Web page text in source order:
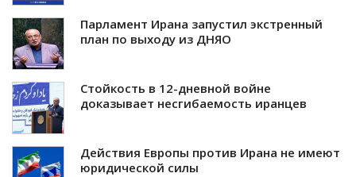
Парламент Ирана запустил экстренный
план по выходу из ДНЯО
Стойкость в 12-дневной войне
доказывает несгибаемость иранцев
Действия Европы против Ирана не имеют
юридической силы